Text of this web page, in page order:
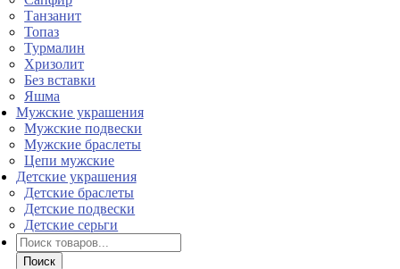
Танзанит
Топаз
Турмалин
Хризолит
Без вставки
Яшма
Мужские украшения
Мужские подвески
Мужские браслеты
Цепи мужские
Детские украшения
Детские браслеты
Детские подвески
Детские серьги
Поиск
товаров
Поиск